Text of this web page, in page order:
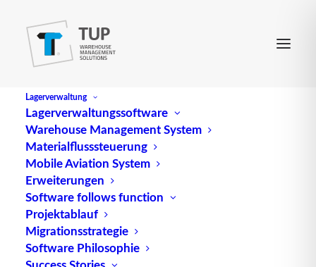
Lagerverwaltung
Lagerverwaltungssoftware
Warehouse Management System
Materialflusssteuerung
Mobile Aviation System
Erweiterungen
Software follows function
Projektablauf
Migrationsstrategie
Software Philosophie
Eingelastete Aufträge
(engl.Dispatched orders) sind Aufträge im
Lagerverwaltungsrechner, die –; zum Beispiel nach
erfolgtem Batchlauf –; zur Bearbeitung vom
HOST-Rechner übermittelt wurden und damit zur